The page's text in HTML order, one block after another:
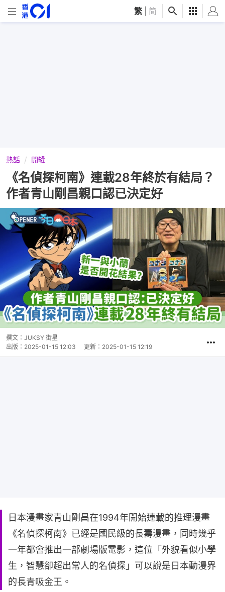
繁 简
熱話 開罐
《名偵探柯南》連載28年終於有結局？
作者青山剛昌親口認已決定好
撰文： JUKSY 街星
出版： 2025-01-15 12:03 更新： 2025-01-15 12:19
日本漫畫家青山剛昌在1994年開始連載的推理漫畫
《名偵探柯南》已經是國民級的長壽漫畫，同時幾乎
一年都會推出一部劇場版電影，這位「外貌看似小學
生，智慧卻超出常人的名偵探」可以說是日本動漫界
的長青吸金王。